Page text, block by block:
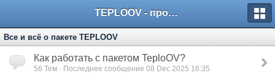
TEPLOOV - программный комплекс для расчёта систем отопления и вентиляции
Все и всё о пакете TEPLOOV
Как работать с пакетом TeploOV?
56 Тем · Последнее сообщение 08 Dec 2025 16:35